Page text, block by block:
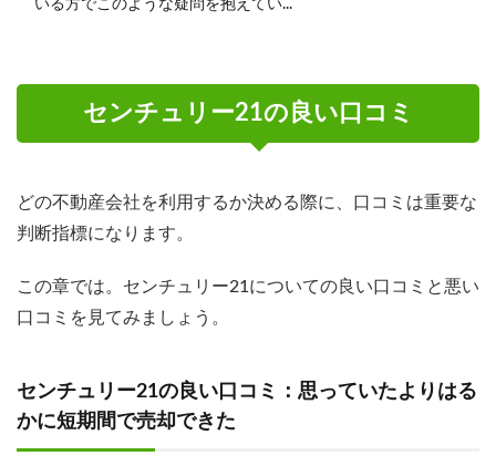
いる方でこのような疑問を抱えてい...
センチュリー21の良い口コミ
どの不動産会社を利用するか決める際に、口コミは重要な
判断指標になります。
この章では。センチュリー21についての良い口コミと悪い
口コミを見てみましょう。
センチュリー21の良い口コミ：思っていたよりはる
かに短期間で売却できた